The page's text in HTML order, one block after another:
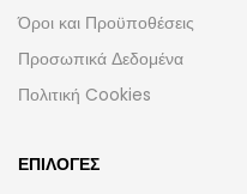
Όροι και Προϋποθέσεις
Προσωπικά Δεδομένα
Πολιτική Cookies
ΕΠΙΛΟΓΈΣ